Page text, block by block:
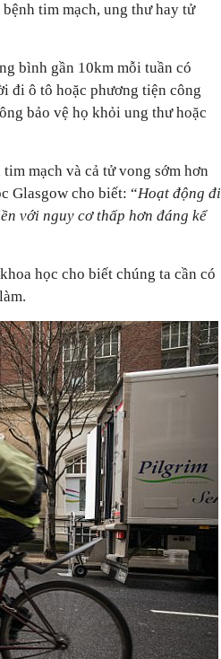
tim mạch, ung thư hay tử
bình gần 10km mỗi tuần có
đi ô tô hoặc phương tiện công
bảo vệ họ khỏi ung thư hoặc
mạch và cả tử vong sớm hơn
Glasgow cho biết: “Hoạt động đi
với nguy cơ thấp hơn đáng kể
học cho biết chúng ta cần có